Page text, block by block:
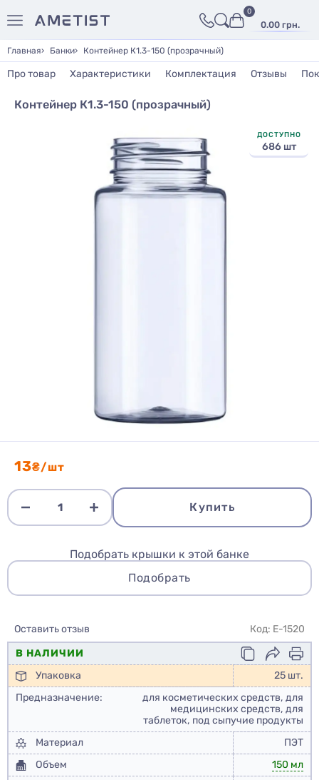
0.00 грн.
0
Главная Банки Контейнер К1.3-150 (прозрачный)
Про товар Характеристики Комплектация Отзывы
Контейнер К1.3-150 (прозрачный)
ДОСТУПНО
686 шт
13₴/шт
Купить
Подобрать крышки к этой банке
Подобрать
Оставить отзыв
Код: E-1520
В НАЛИЧИИ
Упаковка
25 шт.
Предназначение:
для косметических средств, для
медицинских средств, для
таблеток, под сыпучие продукты
Материал
ПЭТ
Объем
150 мл